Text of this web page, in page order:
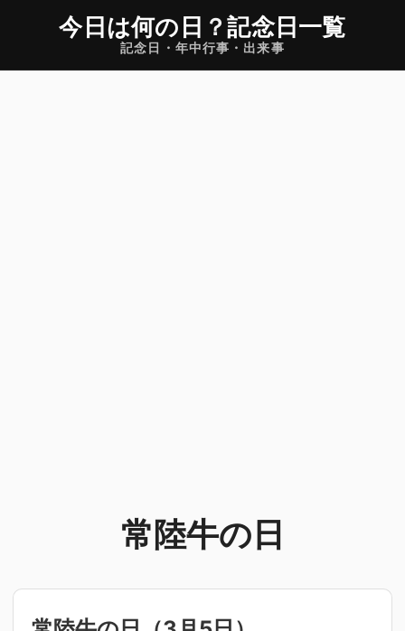
今日は何の日 ？記念日一覧
記念日・年中行事・出来事
常陸牛の日